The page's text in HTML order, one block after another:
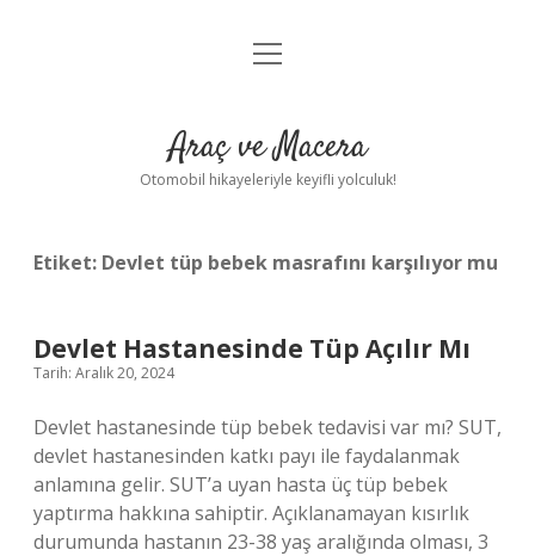
Anasayfa
Yasal Uyarı
menüyü
Araç ve Macera
Otomobil hikayeleriyle keyifli yolculuk!
Etiket: Devlet tüp bebek masrafını karşılıyor mu
Devlet Hastanesinde Tüp Açılır Mı
Tarih: Aralık 20, 2024
Devlet hastanesinde tüp bebek tedavisi var mı? SUT,
devlet hastanesinden katkı payı ile faydalanmak
anlamına gelir. SUT’a uyan hasta üç tüp bebek
yaptırma hakkına sahiptir. Açıklanamayan kısırlık
durumunda hastanın 23-38 yaş aralığında olması, 3